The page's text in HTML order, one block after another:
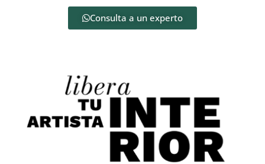
Consulta a un experto